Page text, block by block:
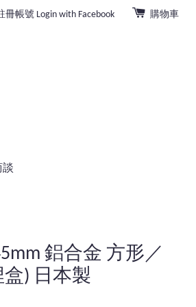
冊帳號 Login with Facebook 購物車
談
鋁合金 方形／
) 日本製